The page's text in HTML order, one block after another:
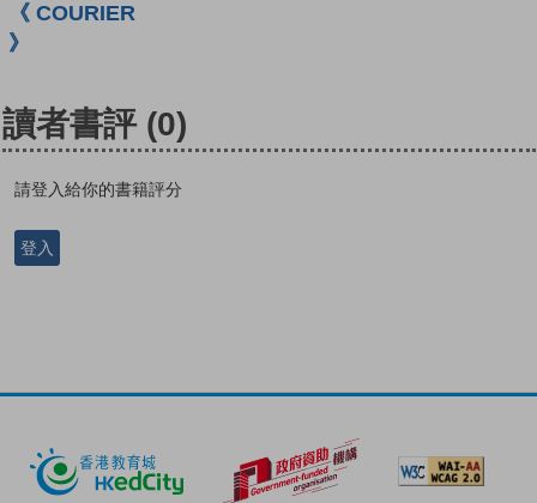
《 COURIER
》
讀者書評 (0)
請登入給你的書籍評分
登入